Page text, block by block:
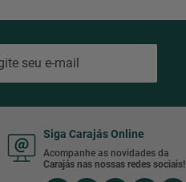
Siga Carajás Online
Acompanhe as novidades da
Carajás nas nossas redes sociais!